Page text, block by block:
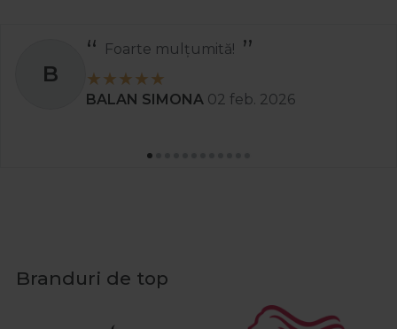
B
Foarte mulțumită!
BALAN SIMONA 02 feb. 2026
Branduri de top